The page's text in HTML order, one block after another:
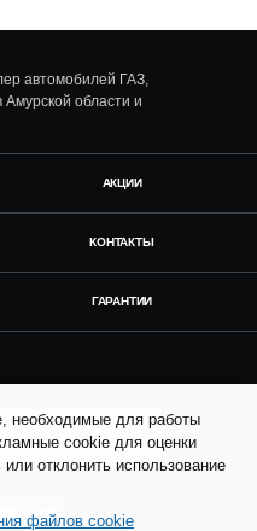
автомобилей ГАЗ,
области и
АКЦИИ
КОНТАКТЫ
ГАРАНТИИ
необходимые для работы
cookie для оценки
отклонить использование
файлов cookie